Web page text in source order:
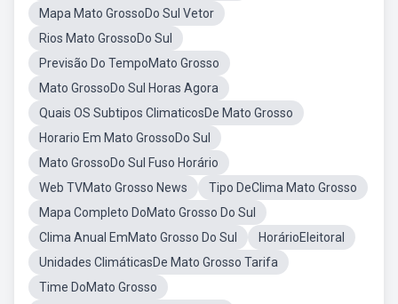
Mapa Mato GrossoDo Sul Vetor
Rios Mato GrossoDo Sul
Previsão Do TempoMato Grosso
Mato GrossoDo Sul Horas Agora
Quais OS Subtipos ClimaticosDe Mato Grosso
Horario Em Mato GrossoDo Sul
Mato GrossoDo Sul Fuso Horário
Web TVMato Grosso News
Tipo DeClima Mato Grosso
Mapa Completo DoMato Grosso Do Sul
Clima Anual EmMato Grosso Do Sul
HorárioEleitoral
Unidades ClimáticasDe Mato Grosso Tarifa
Time DoMato Grosso